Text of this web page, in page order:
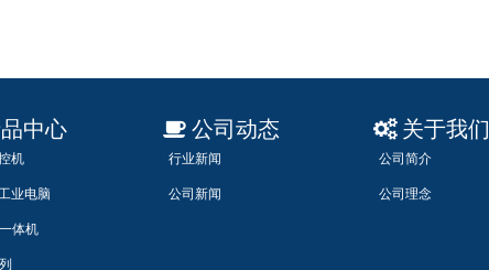
中心
机
业电脑
体机
公司动态
行业新闻
公司新闻
关于我们
公司简介
公司理念